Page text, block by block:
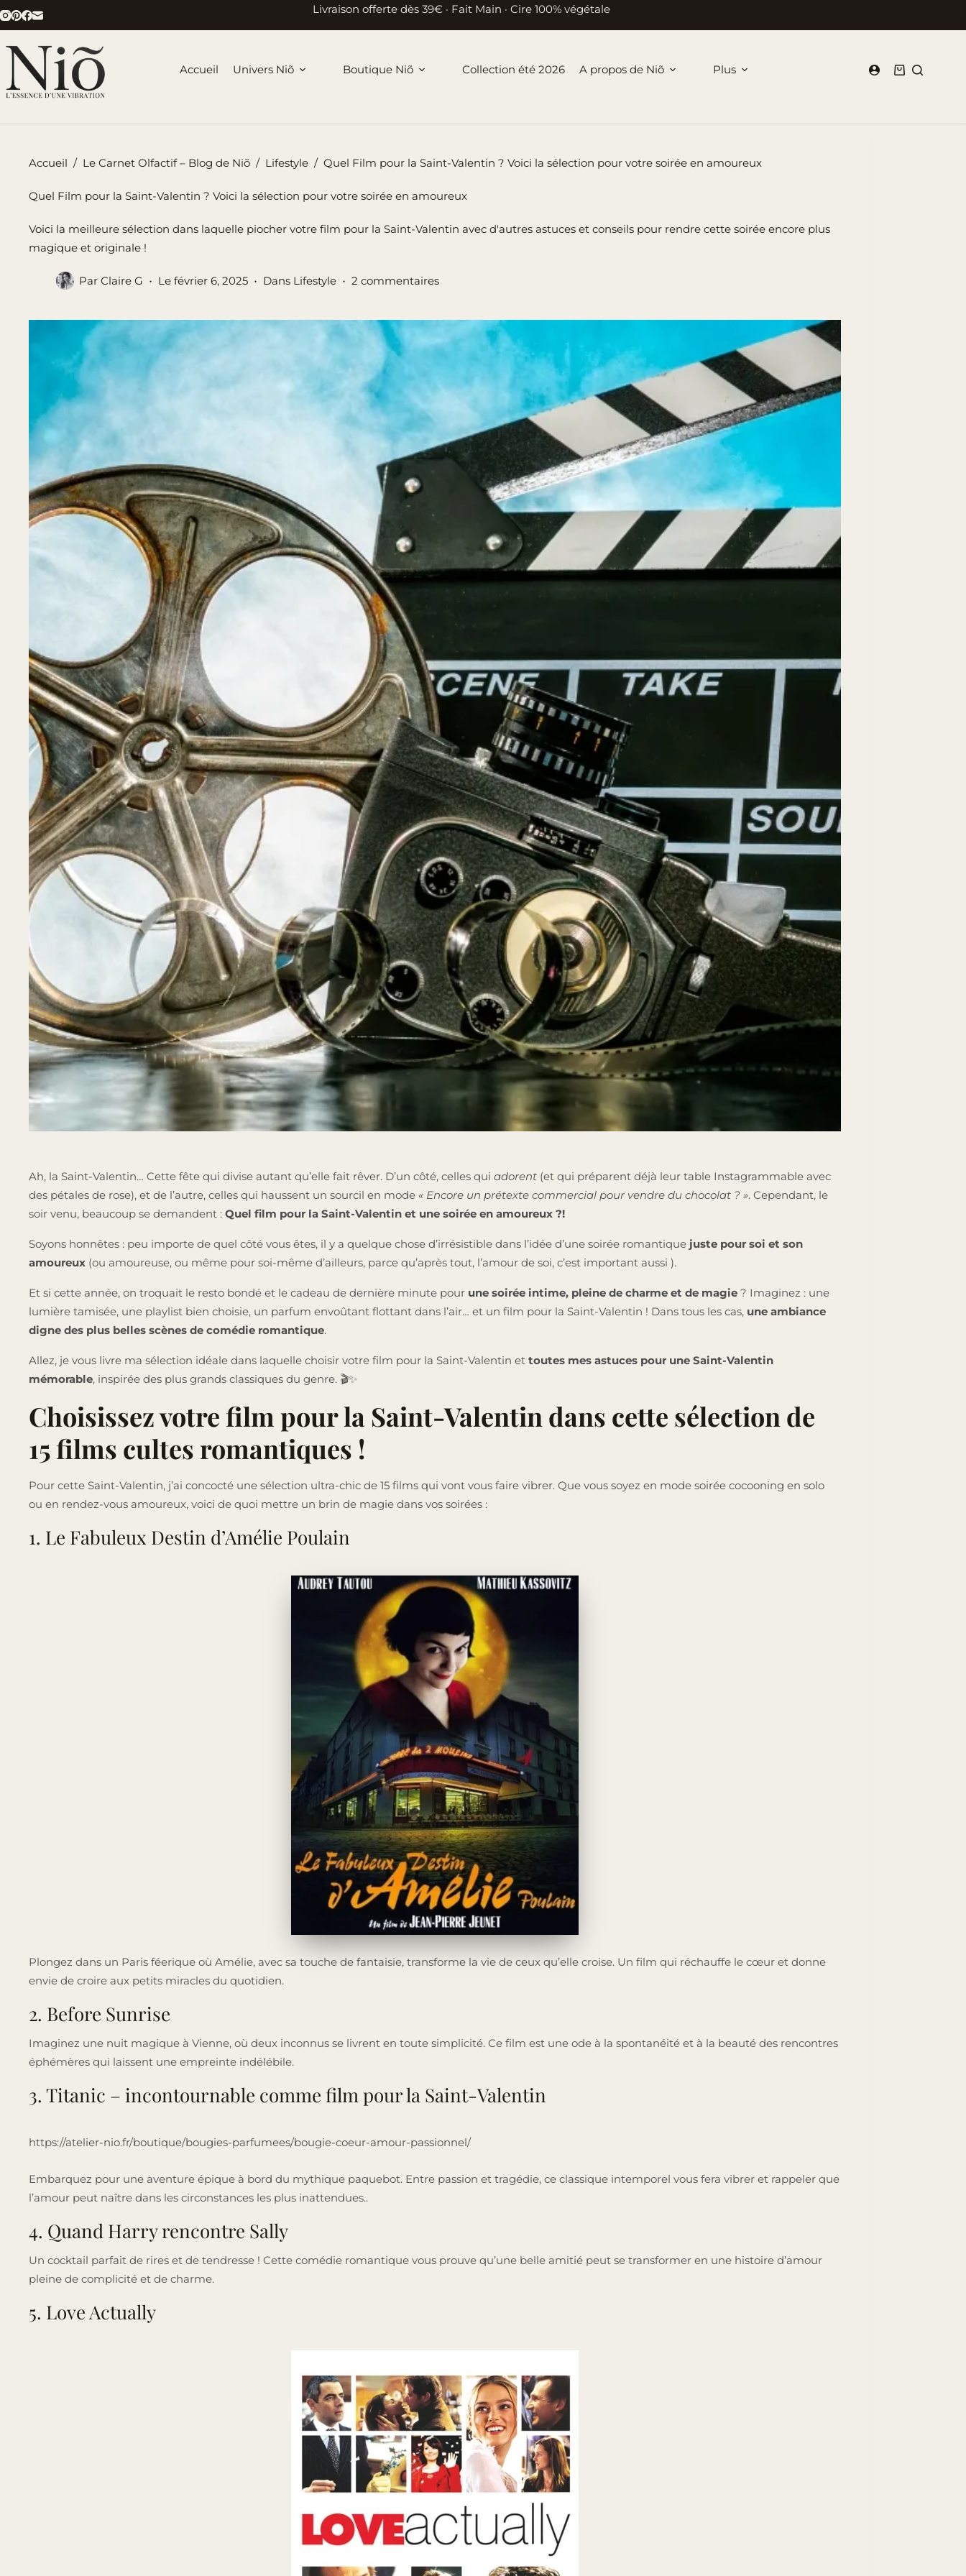
Passer
au
contenu
Livraison offerte dès 39€ · Fait Main · Cire 100% végétale
Accueil Univers Niõ Boutique Niõ Collection été 2026 A propos de Niõ Plus
Panier
Accueil / Le Carnet Olfactif – Blog de Niõ / Lifestyle / Quel Film pour la Saint-Valentin ? Voici la sélection pour votre soirée en amoureux
Quel Film pour la Saint-Valentin ? Voici la sélection pour votre soirée en amoureux
Voici la meilleure sélection dans laquelle piocher votre film pour la Saint-Valentin avec d'autres astuces et conseils pour rendre cette soirée encore plus
magique et originale !
Par Claire G Le février 6, 2025 Dans Lifestyle 2 commentaires
Ah, la Saint-Valentin… Cette fête qui divise autant qu’elle fait rêver. D’un côté, celles qui adorent (et qui préparent déjà leur table Instagrammable avec
des pétales de rose), et de l’autre, celles qui haussent un sourcil en mode « Encore un prétexte commercial pour vendre du chocolat ? ». Cependant, le
soir venu, beaucoup se demandent : Quel film pour la Saint-Valentin et une soirée en amoureux ?!
Soyons honnêtes : peu importe de quel côté vous êtes, il y a quelque chose d’irrésistible dans l’idée d’une soirée romantique juste pour soi et son
amoureux (ou amoureuse, ou même pour soi-même d’ailleurs, parce qu’après tout, l’amour de soi, c’est important aussi ).
Et si cette année, on troquait le resto bondé et le cadeau de dernière minute pour une soirée intime, pleine de charme et de magie ? Imaginez : une
lumière tamisée, une playlist bien choisie, un parfum envoûtant flottant dans l’air… et un film pour la Saint-Valentin ! Dans tous les cas, une ambiance
digne des plus belles scènes de comédie romantique.
Allez, je vous livre ma sélection idéale dans laquelle choisir votre film pour la Saint-Valentin et toutes mes astuces pour une Saint-Valentin
mémorable, inspirée des plus grands classiques du genre. 🎬✨
Choisissez votre film pour la Saint-Valentin dans cette sélection de
15 films cultes romantiques !
Pour cette Saint-Valentin, j’ai concocté une sélection ultra-chic de 15 films qui vont vous faire vibrer. Que vous soyez en mode soirée cocooning en solo
ou en rendez-vous amoureux, voici de quoi mettre un brin de magie dans vos soirées :
1. Le Fabuleux Destin d’Amélie Poulain
Plongez dans un Paris féerique où Amélie, avec sa touche de fantaisie, transforme la vie de ceux qu’elle croise. Un film qui réchauffe le cœur et donne
envie de croire aux petits miracles du quotidien.
2. Before Sunrise
Imaginez une nuit magique à Vienne, où deux inconnus se livrent en toute simplicité. Ce film est une ode à la spontanéité et à la beauté des rencontres
éphémères qui laissent une empreinte indélébile.
3. Titanic – incontournable comme film pour la Saint-Valentin
https://atelier-nio.fr/boutique/bougies-parfumees/bougie-coeur-amour-passionnel/
Embarquez pour une aventure épique à bord du mythique paquebot. Entre passion et tragédie, ce classique intemporel vous fera vibrer et rappeler que
l’amour peut naître dans les circonstances les plus inattendues..
4. Quand Harry rencontre Sally
Un cocktail parfait de rires et de tendresse ! Cette comédie romantique vous prouve qu’une belle amitié peut se transformer en une histoire d’amour
pleine de complicité et de charme.
5. Love Actually